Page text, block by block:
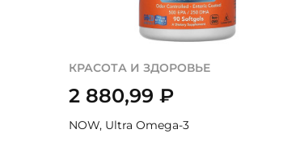
КРАСОТА И ЗДОРОВЬЕ
2 880,99 ₽
NOW, Ultra Omega-3